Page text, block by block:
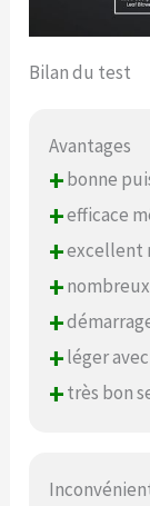
Bilan du test
Avantages
+bonne
+efficace
+excellent
+
+
+léger
+très bon